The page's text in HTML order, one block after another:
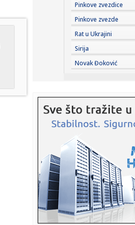
10:09:Sprema se
godine!
10:09:Novi bilans
pokušaji...
10:08:Srbija protiv
10:06: Ukrajinci se
nepoznatim voj...
10:05:
10:03:VIDEO: Ford
10:02:Uključila se na
šta ...
10:01:Reprezentativcu
Pinkove zvezdice
Pinkove zvezde
Rat u Ukrajini
Sirija
Novak Đoković